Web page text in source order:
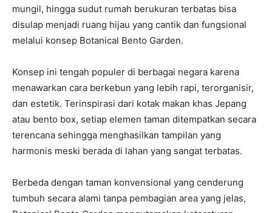
mungil, hingga sudut rumah berukuran terbatas bisa
disulap menjadi ruang hijau yang cantik dan fungsional
melalui konsep Botanical Bento Garden.
Konsep ini tengah populer di berbagai negara karena
menawarkan cara berkebun yang lebih rapi, terorganisir,
dan estetik. Terinspirasi dari kotak makan khas Jepang
atau bento box, setiap elemen taman ditempatkan secara
terencana sehingga menghasilkan tampilan yang
harmonis meski berada di lahan yang sangat terbatas.
Berbeda dengan taman konvensional yang cenderung
tumbuh secara alami tanpa pembagian area yang jelas,